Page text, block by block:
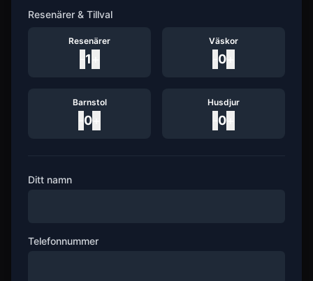
Resenärer & Tillval
Resenärer
1
Väskor
0
Barnstol
0
Husdjur
0
Ditt namn
Telefonnummer